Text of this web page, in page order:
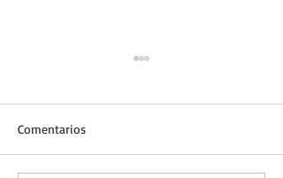
Comentarios